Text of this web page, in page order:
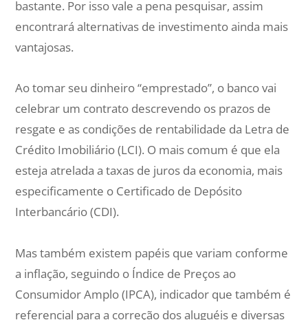
bastante. Por isso vale a pena pesquisar, assim
encontrará alternativas de investimento ainda mais
vantajosas.
Ao tomar seu dinheiro “emprestado”, o banco vai
celebrar um contrato descrevendo os prazos de
resgate e as condições de rentabilidade da Letra de
Crédito Imobiliário (LCI). O mais comum é que ela
esteja atrelada a taxas de juros da economia, mais
especificamente o Certificado de Depósito
Interbancário (CDI).
Mas também existem papéis que variam conforme
a inflação, seguindo o Índice de Preços ao
Consumidor Amplo (IPCA), indicador que também é
referencial para a correção dos aluguéis e diversas